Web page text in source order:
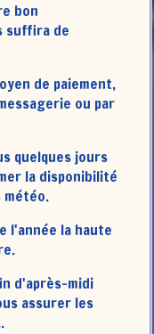
bon
suffira de
de paiement,
ou par
quelques jours
la disponibilité
météo.
l'année la haute
d'après-midi
assurer les